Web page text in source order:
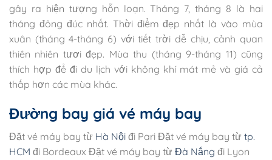
gây ra hiện tượng hỗn loạn. Tháng 7, tháng 8 là hai
tháng đông đúc nhất. Thời điểm đẹp nhất là vào mùa
xuân (tháng 4-tháng 6) với tiết trời dễ chịu, cảnh quan
thiên nhiên tươi đẹp. Mùa thu (tháng 9-tháng 11) cũng
thích hợp để đi du lịch với không khí mát mẻ và giá cả
thấp hơn các mùa khác.
Đường bay giá vé máy bay
Đặt vé máy bay từ Hà Nội đi Pari Đặt vé máy bay từ tp.
HCM đi Bordeaux Đặt vé máy bay từ Đà Nắng đi Lyon